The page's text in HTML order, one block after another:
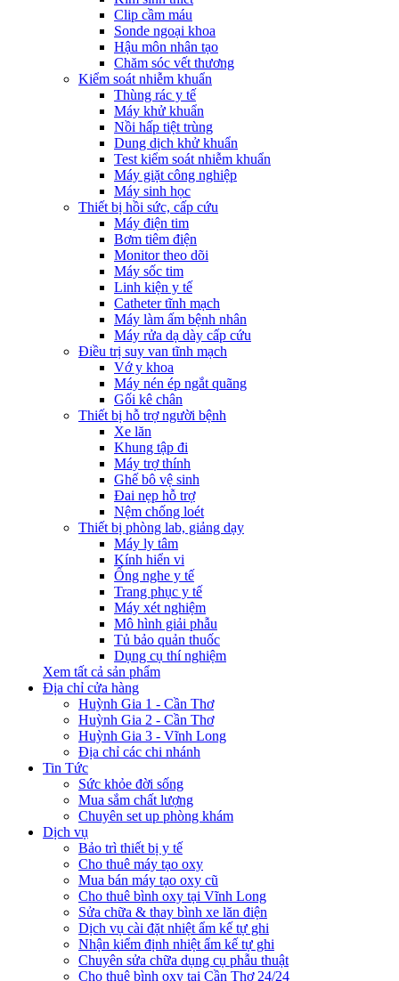
Clip cầm máu
Sonde ngoại khoa
Hậu môn nhân tạo
Chăm sóc vết thương
Kiểm soát nhiễm khuẩn
Thùng rác y tế
Máy khử khuẩn
Nồi hấp tiệt trùng
Dung dịch khử khuẩn
Test kiểm soát nhiễm khuẩn
Máy giặt công nghiệp
Máy sinh học
Thiết bị hồi sức, cấp cứu
Máy điện tim
Bơm tiêm điện
Monitor theo dõi
Máy sốc tim
Linh kiện y tế
Catheter tĩnh mạch
Máy làm ấm bệnh nhân
Máy rửa dạ dày cấp cứu
Điều trị suy van tĩnh mạch
Vớ y khoa
Máy nén ép ngắt quãng
Gối kê chân
Thiết bị hỗ trợ người bệnh
Xe lăn
Khung tập đi
Máy trợ thính
Ghế bô vệ sinh
Đai nẹp hỗ trợ
Nệm chống loét
Thiết bị phòng lab, giảng dạy
Máy ly tâm
Kính hiển vi
Ống nghe y tế
Trang phục y tế
Máy xét nghiệm
Mô hình giải phẫu
Tủ bảo quản thuốc
Dụng cụ thí nghiệm
Xem tất cả sản phẩm
Địa chỉ cửa hàng
Huỳnh Gia 1 - Cần Thơ
Huỳnh Gia 2 - Cần Thơ
Huỳnh Gia 3 - Vĩnh Long
Địa chỉ các chi nhánh
Tin Tức
Sức khỏe đời sống
Mua sắm chất lượng
Chuyên set up phòng khám
Dịch vụ
Bảo trì thiết bị y tế
Cho thuê máy tạo oxy
Mua bán máy tạo oxy cũ
Cho thuê bình oxy tại Vĩnh Long
Sửa chữa & thay bình xe lăn điện
Dịch vụ cài đặt nhiệt ẩm kế tự ghi
Nhận kiểm định nhiệt ẩm kế tự ghi
Chuyên sửa chữa dụng cụ phẫu thuật
Cho thuê bình oxy tại Cần Thơ 24/24